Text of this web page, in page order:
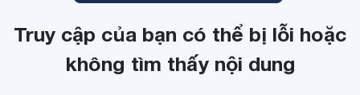
Truy cập của bạn có thể bị lỗi hoặc
không tìm thấy nội dung